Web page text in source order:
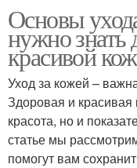
Основы
нужно знать
красивой
Уход за кожей –
Здоровая и
красота, но и
статье мы
помогут вам